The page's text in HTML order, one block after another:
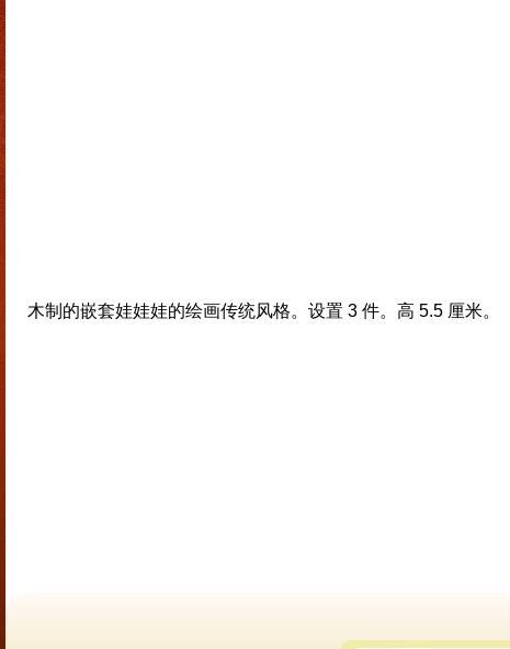
木制的嵌套娃娃娃的绘画传统风格。设置 3 件。高 5.5 厘米。